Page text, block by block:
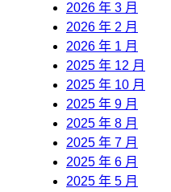
2026 年 3 月
2026 年 2 月
2026 年 1 月
2025 年 12 月
2025 年 10 月
2025 年 9 月
2025 年 8 月
2025 年 7 月
2025 年 6 月
2025 年 5 月